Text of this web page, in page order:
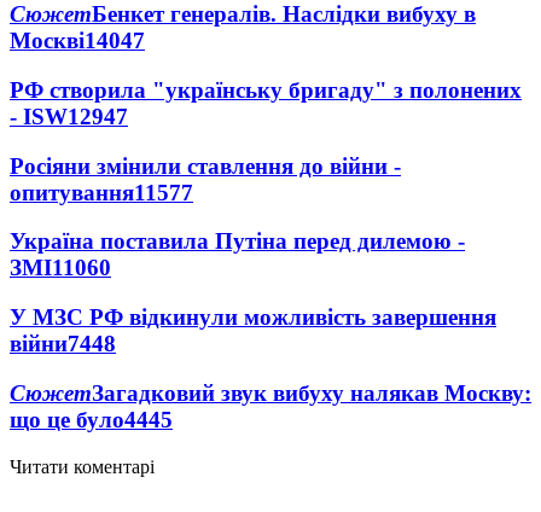
СюжетБенкет генералів. Наслідки вибуху в
Москві14047
РФ створила "українську бригаду" з полонених
- ISW12947
Росіяни змінили ставлення до війни -
опитування11577
Україна поставила Путіна перед дилемою -
ЗМІ11060
У МЗС РФ відкинули можливість завершення
війни7448
СюжетЗагадковий звук вибуху налякав Москву:
що це було4445
Читати коментарі